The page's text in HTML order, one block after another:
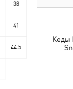
Кеды
38
41
44.5